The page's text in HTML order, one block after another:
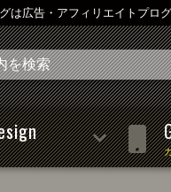
広告・アフィリエイトプロ